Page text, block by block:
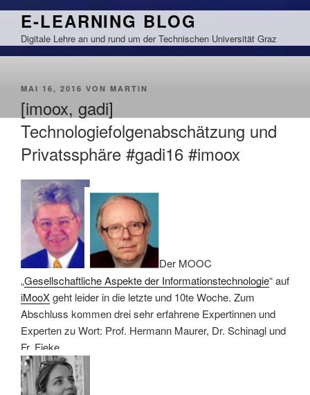
Zum
springen
E-LEARNING BLOG
Digitale Lehre an und rund um der Technischen Universität Graz
VERÖFFENTLICHT
MAI 16, 2016 VON MARTIN
[imoox, gadi]
Technologiefolgenabschätzung und
Privatssphäre #gadi16 #imoox
Der MOOC
„Gesellschaftliche Aspekte der Informationstechnologie“ auf
iMooXgeht leider in die letzte und 10te Woche. Zum
Abschluss kommen drei sehr erfahrene Expertinnen und
Experten zu Wort: Prof. Hermann Maurer, Dr. Schinagl und
Fr. Fieke.